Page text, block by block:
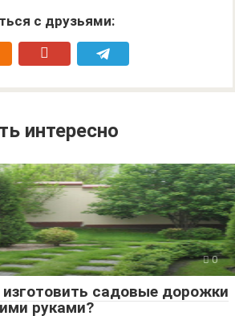
с друзьями:
интересно
0
изготовить садовые дорожки
руками?